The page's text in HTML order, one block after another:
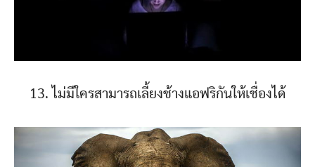
13. ไม่มีใครสามารถเลี้ยงช้างแอฟริกันให้เชื่องได้